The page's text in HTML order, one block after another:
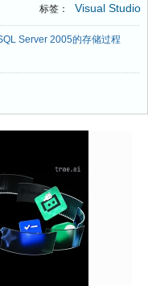
标签： Visual Studio
Server 2005的存储过程